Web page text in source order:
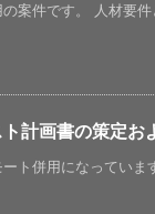
案件です。 人材要
計画書の策定お
ト併用になっていま